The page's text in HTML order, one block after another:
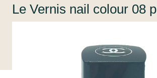
Le Vernis nail colour 08